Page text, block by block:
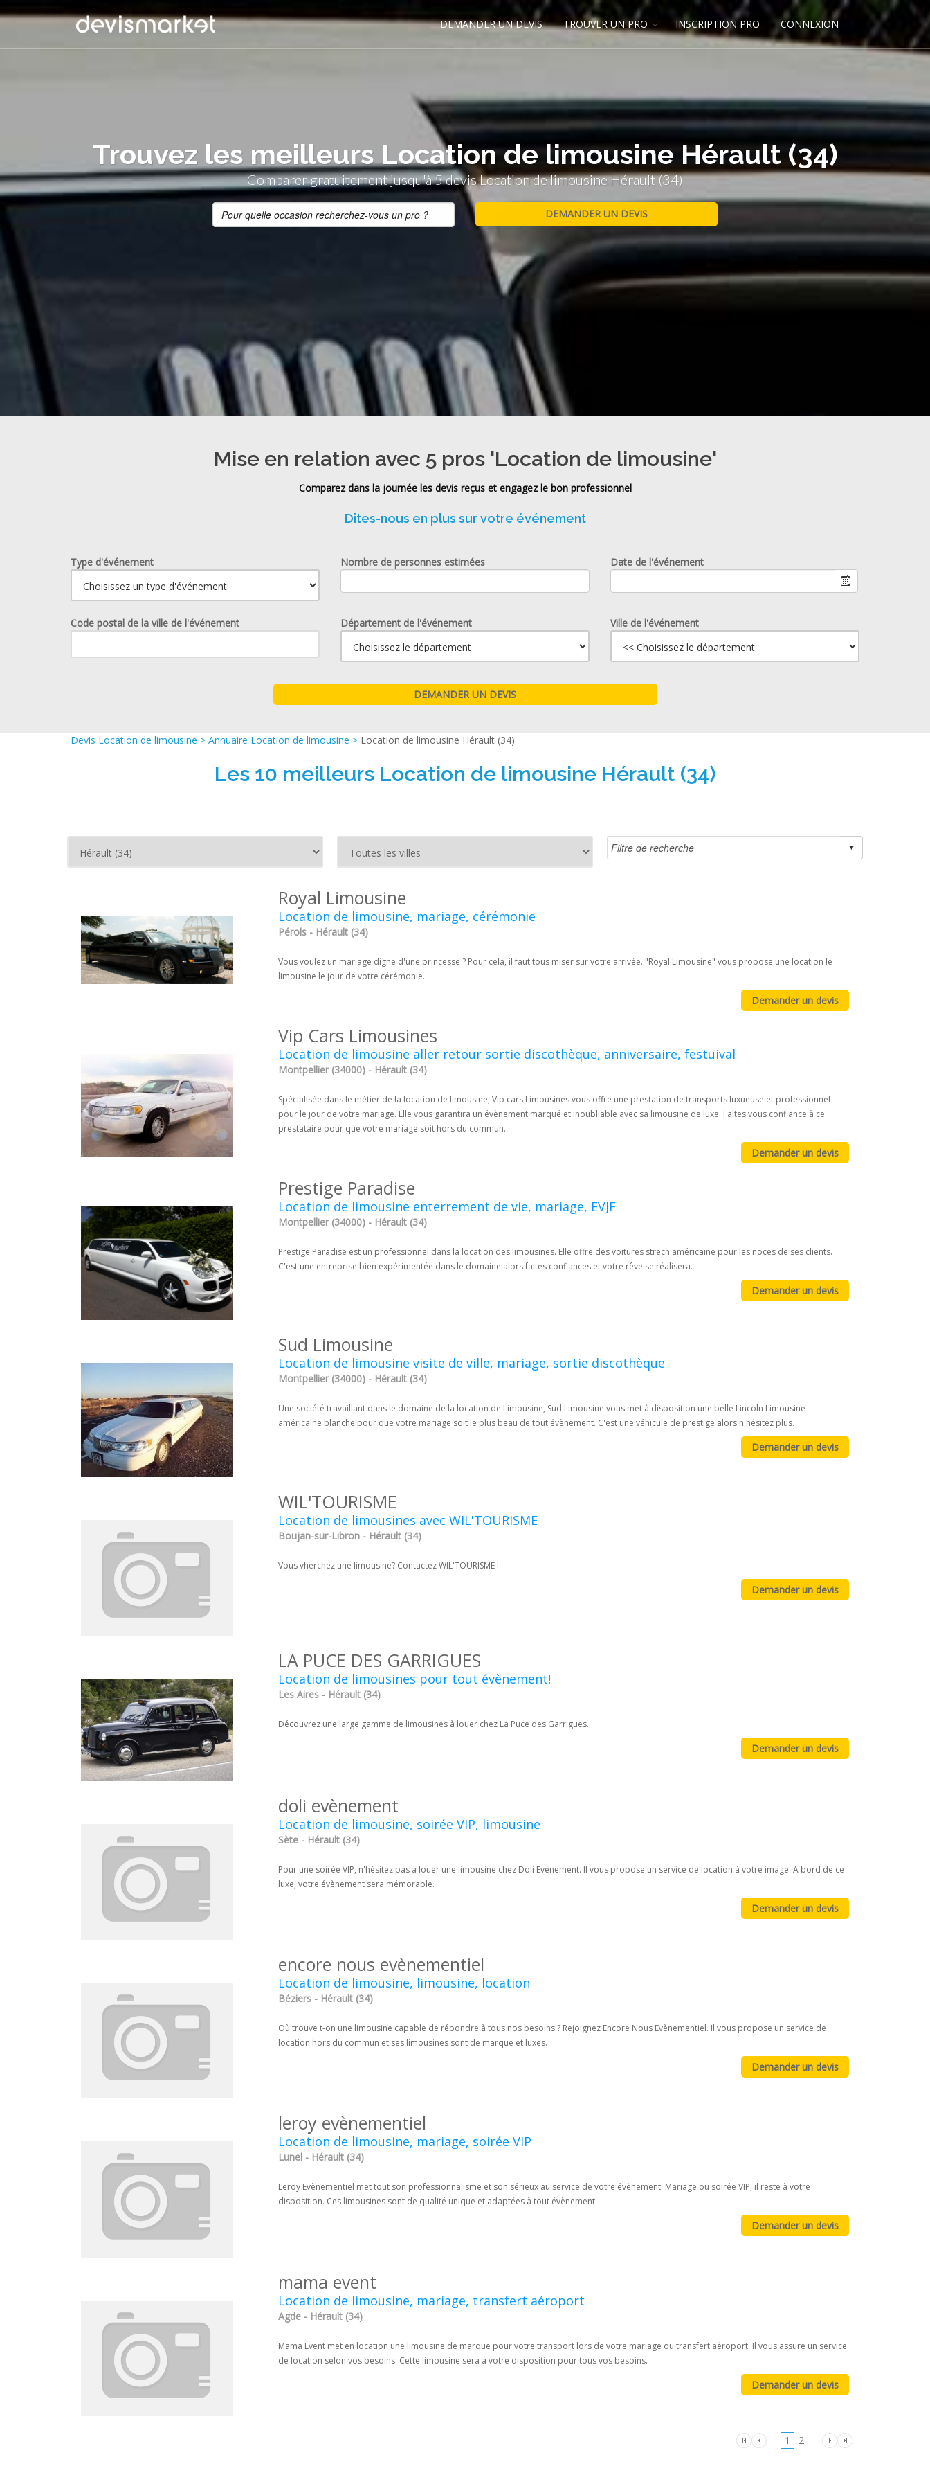
DEMANDER UN DEVIS TROUVER UN PRO INSCRIPTION PRO CONNEXION
Trouvez les meilleurs Location de limousine Hérault (34)
Comparer gratuitement jusqu'à 5 devis Location de limousine Hérault (34)
Mise en relation avec 5 pros 'Location de limousine'
Comparez dans la journée les devis reçus et engagez le bon professionnel
Dites-nous en plus sur votre événement
Type d'événement Nombre de personnes estimées
Date de l'événement
Code postal de la ville de l'événement Département de l'événement Ville de l'événement
Devis Location de limousine > Annuaire Location de limousine > Location de limousine Hérault (34)
Les 10 meilleurs Location de limousine Hérault (34)
Royal Limousine
Location de limousine, mariage, cérémonie
Pérols - Hérault (34)
Vous voulez un mariage digne d'une princesse ? Pour cela, il faut tous miser sur votre arrivée. "Royal Limousine" vous propose une location le
limousine le jour de votre cérémonie.
Vip Cars Limousines
Location de limousine aller retour sortie discothèque, anniversaire, festuival
Montpellier (34000) - Hérault (34)
Spécialisée dans le métier de la location de limousine, Vip cars Limousines vous offre une prestation de transports luxueuse et professionnel
pour le jour de votre mariage. Elle vous garantira un évènement marqué et inoubliable avec sa limousine de luxe. Faites vous confiance à ce
prestataire pour que votre mariage soit hors du commun.
Prestige Paradise
Location de limousine enterrement de vie, mariage, EVJF
Montpellier (34000) - Hérault (34)
Prestige Paradise est un professionnel dans la location des limousines. Elle offre des voitures strech américaine pour les noces de ses clients.
C'est une entreprise bien expérimentée dans le domaine alors faites confiances et votre rêve se réalisera.
Sud Limousine
Location de limousine visite de ville, mariage, sortie discothèque
Montpellier (34000) - Hérault (34)
Une société travaillant dans le domaine de la location de Limousine, Sud Limousine vous met à disposition une belle Lincoln Limousine
américaine blanche pour que votre mariage soit le plus beau de tout évènement. C'est une véhicule de prestige alors n'hésitez plus.
WIL'TOURISME
Location de limousines avec WIL'TOURISME
Boujan-sur-Libron - Hérault (34)
Vous vherchez une limousine? Contactez WIL'TOURISME !
LA PUCE DES GARRIGUES
Location de limousines pour tout évènement!
Les Aires - Hérault (34)
Découvrez une large gamme de limousines à louer chez La Puce des Garrigues.
doli evènement
Location de limousine, soirée VIP, limousine
Sète - Hérault (34)
Pour une soirée VIP, n'hésitez pas à louer une limousine chez Doli Evènement. Il vous propose un service de location à votre image. A bord de ce
luxe, votre évènement sera mémorable.
encore nous evènementiel
Location de limousine, limousine, location
Béziers - Hérault (34)
Où trouve t-on une limousine capable de répondre à tous nos besoins ? Rejoignez Encore Nous Evènementiel. Il vous propose un service de
location hors du commun et ses limousines sont de marque et luxes.
leroy evènementiel
Location de limousine, mariage, soirée VIP
Lunel - Hérault (34)
Leroy Evènementiel met tout son professionnalisme et son sérieux au service de votre évènement. Mariage ou soirée VIP, il reste à votre
disposition. Ces limousines sont de qualité unique et adaptées à tout évènement.
mama event
Location de limousine, mariage, transfert aéroport
Agde - Hérault (34)
Mama Event met en location une limousine de marque pour votre transport lors de votre mariage ou transfert aéroport. Il vous assure un service
de location selon vos besoins. Cette limousine sera à votre disposition pour tous vos besoins.
1 2